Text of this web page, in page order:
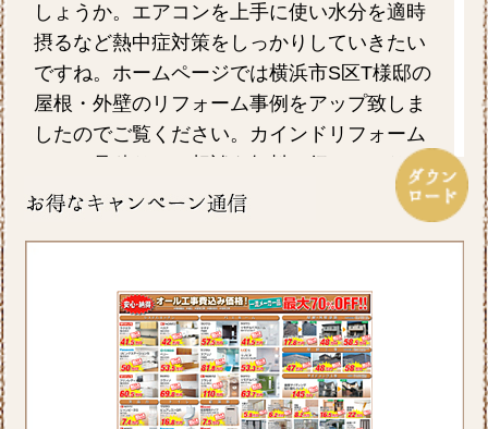
しょうか。エアコンを上手に使い水分を適時
摂るなど熱中症対策をしっかりしていきたい
ですね。ホームページでは横浜市S区T様邸の
屋根・外壁のリフォーム事例をアップ致しま
したのでご覧ください。カインドリフォーム
ではお見積り・ご相談を無料で行っておりま
す。お気軽にお問い合わせください。
皆さま、こんにちは。晴れ間の少ない日が続
きますが、いかがお過ごしですか？横浜市A区
K様邸の浴室・内窓のリフォーム事例をアップ
致しましたのでご覧ください。カインドリフ
ォームではお見積り・ご相談を無料で行って